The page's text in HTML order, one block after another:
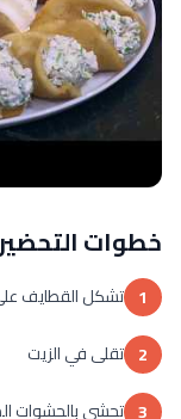
خطوات
1 تشكل القطايف
2 تقلى في الزيت
3 تحشى بالحشوات